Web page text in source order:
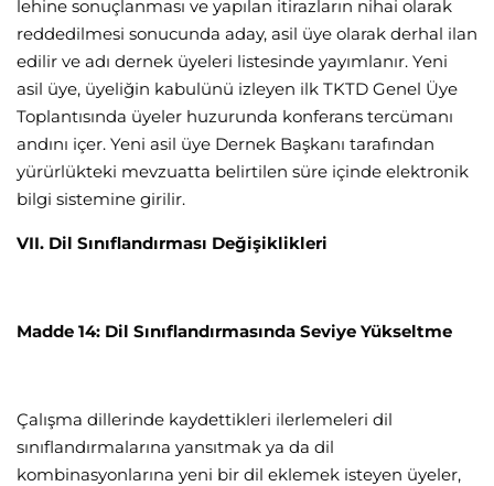
lehine sonuçlanması ve yapılan itirazların nihai olarak
reddedilmesi sonucunda aday, asil üye olarak derhal ilan
edilir ve adı dernek üyeleri listesinde yayımlanır. Yeni
asil üye, üyeliğin kabulünü izleyen ilk TKTD Genel Üye
Toplantısında üyeler huzurunda konferans tercümanı
andını içer. Yeni asil üye Dernek Başkanı tarafından
yürürlükteki mevzuatta belirtilen süre içinde elektronik
bilgi sistemine girilir.
VII. Dil Sınıflandırması Değişiklikleri
Madde 14: Dil Sınıflandırmasında Seviye Yükseltme
Çalışma dillerinde kaydettikleri ilerlemeleri dil
sınıflandırmalarına yansıtmak ya da dil
kombinasyonlarına yeni bir dil eklemek isteyen üyeler,